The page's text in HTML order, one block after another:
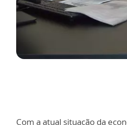
Com a atual situação da